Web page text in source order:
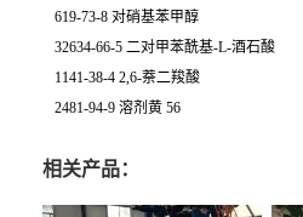
619-73-8 对硝基苯甲醇
32634-66-5 二对甲苯酰基-L-酒石酸
1141-38-4 2,6-萘二羧酸
2481-94-9 溶剂黄 56
相关产品：